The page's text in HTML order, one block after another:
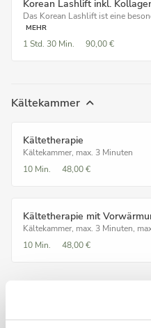
Korean Lashlift inkl.
Das Korean Lashlift ist eine
MEHR
1 Std. 30 Min. 90,00 €
Kältekammer
Kältetherapie
Kältekammer, max. 3 Minuten
10 Min.
48,00 €
Kältetherapie mit
Kältekammer, max. 3 Minuten,
10 Min.
48,00 €